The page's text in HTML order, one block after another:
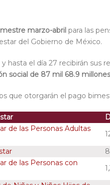
marzo-abril para las
del Gobierno de México.
hasta el día 27 recibirán sus
social de 87 mil 68.9
que otorgarán el pago
de las Personas Adultas
de las Personas con